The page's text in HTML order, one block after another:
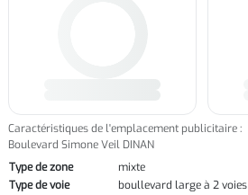
Caractéristiques de l'emplacement publicitaire :
Boulevard Simone Veil DINAN
Type de zone
mixte
Type de voie
boullevard large à 2 voies